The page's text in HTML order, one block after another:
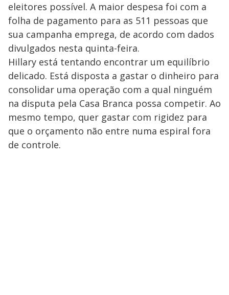
eleitores possível. A maior despesa foi com a
folha de pagamento para as 511 pessoas que
sua campanha emprega, de acordo com dados
divulgados nesta quinta-feira.
Hillary está tentando encontrar um equilíbrio
delicado. Está disposta a gastar o dinheiro para
consolidar uma operação com a qual ninguém
na disputa pela Casa Branca possa competir. Ao
mesmo tempo, quer gastar com rigidez para
que o orçamento não entre numa espiral fora
de controle.